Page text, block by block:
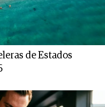
de Estados